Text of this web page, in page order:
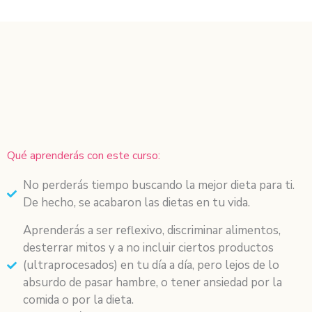
Qué aprenderás con este curso:
No perderás tiempo buscando la mejor dieta para ti.
De hecho, se acabaron las dietas en tu vida.
Aprenderás a ser reflexivo, discriminar alimentos,
desterrar mitos y a no incluir ciertos productos
(ultraprocesados) en tu día a día, pero lejos de lo
absurdo de pasar hambre, o tener ansiedad por la
comida o por la dieta.